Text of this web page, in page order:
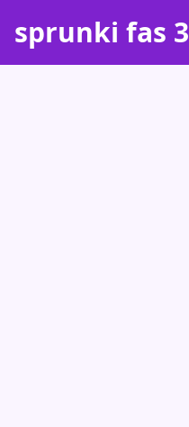
sprunki fas 3